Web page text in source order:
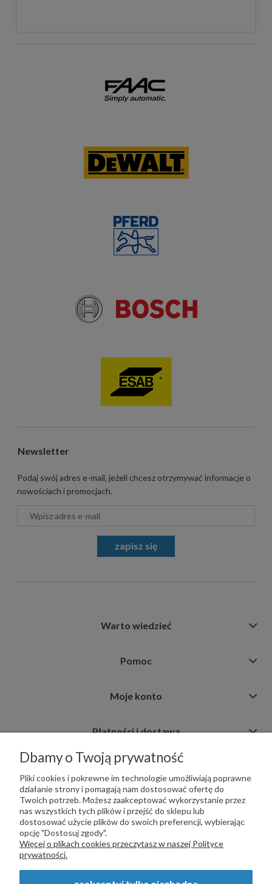
Newsletter
Podaj swój adres e-mail, jeżeli chcesz otrzymywać informacje o
nowościach i promocjach.
zapisz się
Warto wiedzieć
Pomoc
Moje konto
Płatności i dostawa
Informacje
PŁATNOŚCI OBSŁUGUJE:
Dbamy o Twoją prywatność
Pliki cookies i pokrewne im technologie umożliwiają poprawne
działanie strony i pomagają nam dostosować ofertę do
Twoich potrzeb. Możesz zaakceptować wykorzystanie przez
nas wszystkich tych plików i przejść do sklepu lub
dostosować użycie plików do swoich preferencji, wybierając
opcję "Dostosuj zgody".
Więcej o plikach cookies przeczytasz w naszej Polityce
prywatności.